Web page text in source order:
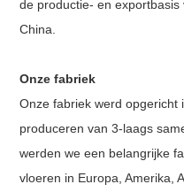
de productie- en
China.
Onze fabriek
Onze fabriek werd opgericht
produceren van3-laags
werden we een belangrijke
vloeren in Europa, Amerika,